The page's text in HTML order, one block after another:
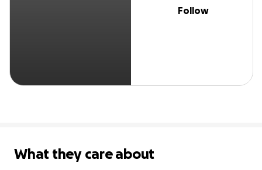
Follow
What they care about